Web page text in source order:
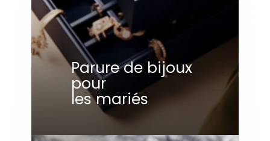
Parure de bijoux
pour
les mariés